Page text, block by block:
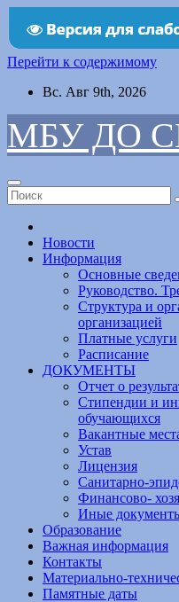
Перейти к содержимому
Вс. Авг 9th, 2026
МБУ ДО
Новости
Информация
Основные
Руководство.
Структура и
организацией
Платные услуги
Расписание
ДОКУМЕНТЫ
Отчет о
Стипендии и
обучающихся
Вакантные
Устав
Лицензия
Санитарно-
Финансово-
Иные
Образование
Важная информация
Контакты
Материально-
Памятные даты